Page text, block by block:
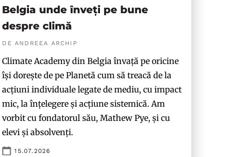
Belgia unde înveți pe bune
despre climă
DE ANDREEA ARCHIP
Climate Academy din Belgia învață pe oricine
își dorește de pe Planetă cum să treacă de la
acțiuni individuale legate de mediu, cu impact
mic, la înțelegere și acțiune sistemică. Am
vorbit cu fondatorul său, Mathew Pye, și cu
elevi și absolvenți.
15.07.2026